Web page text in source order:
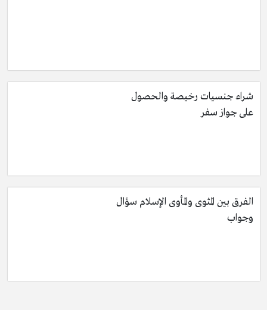
شراء جنسيات رخيصة والحصول
على جواز سفر
الفرق بين المثوى والمأوى الإسلام سؤال
وجواب